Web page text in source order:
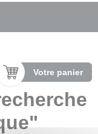
Votre panier